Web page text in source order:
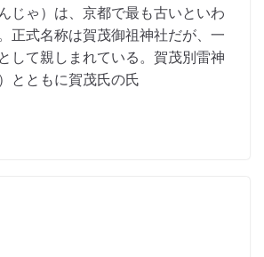
じゃ）は、京都で最も古いといわ
正式名称は賀茂御祖神社だが、一
して親しまれている。賀茂別雷神
とともに賀茂氏の氏